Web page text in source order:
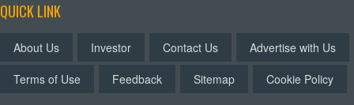
QUICK LINK
About Us Investor Contact Us
Advertise with Us
Terms of Use
Feedback Sitemap Cookie Policy